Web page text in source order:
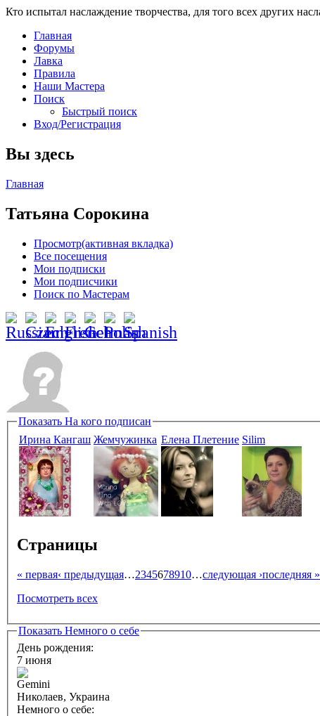
Кто испытал наслаждение творчества, для того всех других
Главная
Форумы
Лавка
Правила
Наши Мастера
Поиск
Быстрый поиск
Вход/Регистрация
Вы здесь
Главная
Татьяна Сорокина
Просмотр(активная вкладка)
Все посещения
Мои подписки
Мои подписчики
Поиск по Мастерам
Показать На кого подписан
Ирина Кангаш Жемчужинка Елена Плетение Silim
Страницы
« первая‹ предыдущая…2345678910…следующая ›последняя »
Посмотреть всех
Показать Немного о себе
День рождения:
7 июня
Николаев, Украина
Немного о себе: